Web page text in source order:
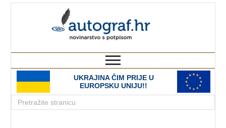
UKRAJINA ČIM PRIJE U
EUROPSKU UNIJU!!